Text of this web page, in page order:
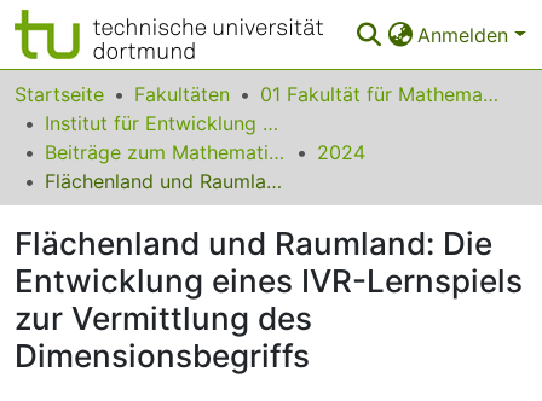
Anmelden
Bereiche & Sammlungen
Das gesamte Repositorium
Statistiken
FAQ
Leitlinien
Zurück zur Startseite
Startseite Fakultäten
01 Fakultät für Mathematik
Institut für Entwicklung und Erforschung des Mathematikunterrichts
Beiträge zum Mathematikunterricht
2024
Flächenland und Raumland: Die Entwicklung eines IVR-Lernspiels zur Vermittlung des Dimensionsbegriffs
Flächenland und Raumland: Die
Entwicklung eines IVR-Lernspiels
zur Vermittlung des
Dimensionsbegriffs